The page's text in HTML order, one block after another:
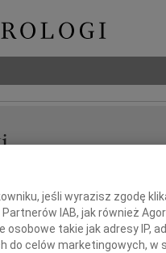
jeśli wyrazisz zgodę
Partnerów IAB, jak również
osobowe takie jak adresy IP,
do celów marketingowych,